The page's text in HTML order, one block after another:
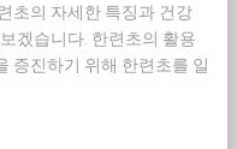
초의 자세한 특징과 건강
겠습니다. 한련초의 활용
증진하기 위해 한련초를 일